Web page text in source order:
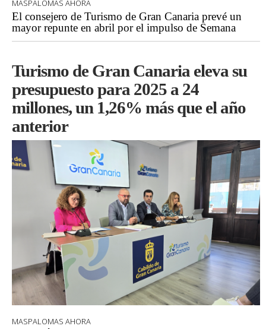
MASPALOMAS AHORA
El consejero de Turismo de Gran Canaria prevé un
mayor repunte en abril por el impulso de Semana
Turismo de Gran Canaria eleva su
presupuesto para 2025 a 24
millones, un 1,26% más que el año
anterior
MASPALOMAS AHORA